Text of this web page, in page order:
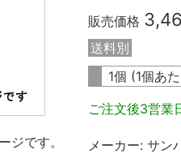
ジです。
販売価格
送料別
1個 (1個あた
ご注文後3営業
メーカー: サン